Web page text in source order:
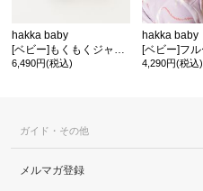
hakka baby
[ベビー]もくもくジャカードニット帽
6,490円(税込)
hakka baby
4,290円(税込)
ガイド・その他
メルマガ登録